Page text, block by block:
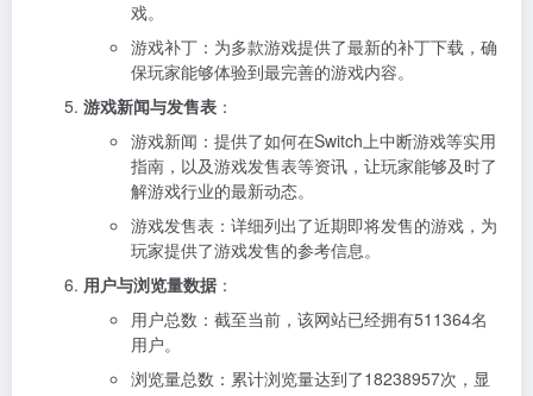
戏。
游戏补丁：为多款游戏提供了最新的补丁下载，确
保玩家能够体验到最完善的游戏内容。
游戏新闻与发售表 ：
游戏新闻：提供了如何在Switch上中断游戏等实用
指南，以及游戏发售表等资讯，让玩家能够及时了
解游戏行业的最新动态。
游戏发售表：详细列出了近期即将发售的游戏，为
玩家提供了游戏发售的参考信息。
用户与浏览量数据 ：
用户总数：截至当前，该网站已经拥有511364名
用户。
浏览量总数：累计浏览量达到了18238957次，显